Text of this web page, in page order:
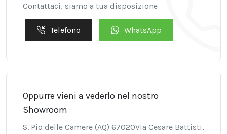
Contattaci, siamo a tua disposizione
Telefono WhatsApp
Oppurre vieni a vederlo nel nostro
Showroom
S. Pio delle Camere (AQ) 67020Via Cesare Battisti,